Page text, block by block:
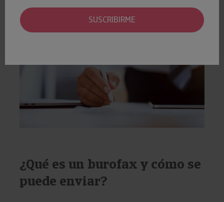
SUSCRIBIRME
¿Qué es un burofax y cómo se
puede enviar?